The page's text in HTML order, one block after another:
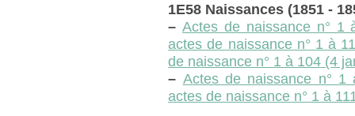
1E58 Naissances (1851 -
– Actes de naissance n° 1
actes de naissance n° 1 à
de naissance n° 1 à 104 (4
– Actes de naissance n°
actes de naissance n° 1 à